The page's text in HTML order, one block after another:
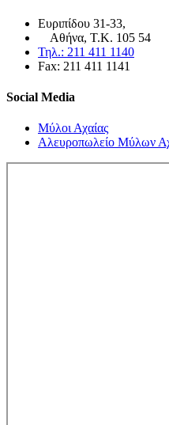
Ευριπίδου 31-33,
Αθήνα, Τ.Κ. 105 54
Τηλ.: 211 411 1140
Fax: 211 411 1141
Social Media
Μύλοι Αχαίας
Αλευροπωλείο Μύλων